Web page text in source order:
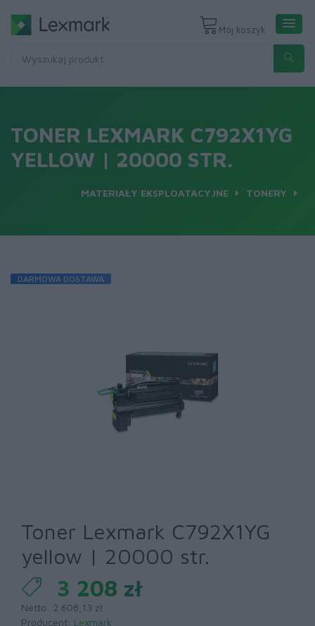
Mój koszyk
TONER LEXMARK C792X1YG
YELLOW | 20000 STR.
MATERIAŁY EKSPLOATACYJNE TONERY
DARMOWA DOSTAWA
Toner Lexmark C792X1YG
yellow | 20000 str.
3 208 zł
Netto: 2 608,13 zł
Producent: Lexmark